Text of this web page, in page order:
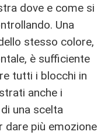
dove e come si
Una
stesso colore,
è sufficiente
tutti i blocchi in
anche i
una scelta
dare più emozione